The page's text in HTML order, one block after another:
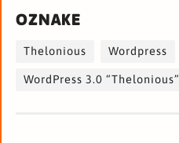
OZNAKE
Thelonious Wordpress
WordPress 3.0 “Thelonious”